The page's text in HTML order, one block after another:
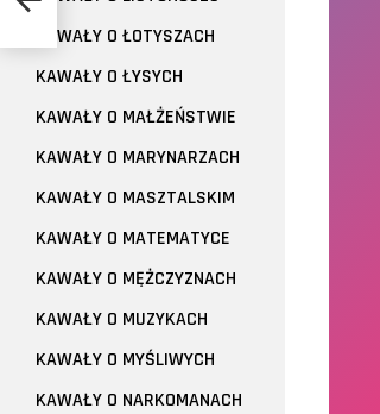
KAWAŁY O ŁOTYSZACH
KAWAŁY O ŁYSYCH
KAWAŁY O MAŁŻEŃSTWIE
KAWAŁY O MARYNARZACH
KAWAŁY O MASZTALSKIM
KAWAŁY O MATEMATYCE
KAWAŁY O MĘŻCZYZNACH
KAWAŁY O MUZYKACH
KAWAŁY O MYŚLIWYCH
KAWAŁY O NARKOMANACH